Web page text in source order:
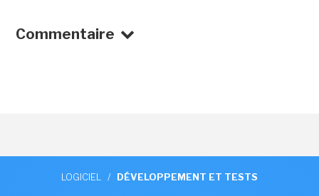
Commentaire
LOGICIEL / DÉVELOPPEMENT ET TESTS